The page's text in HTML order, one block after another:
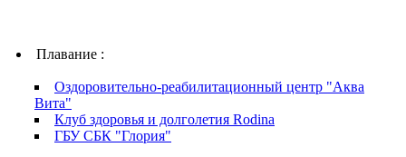
Плавание :
Оздоровительно-реабилитационный центр "Аква
Вита"
Клуб здоровья и долголетия Rodina
ГБУ СБК "Глория"